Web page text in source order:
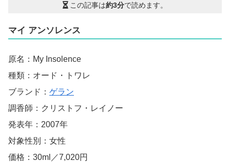
この記事は約3分で読めます。
マイ アンソレンス
原名：My Insolence
種類：オード・トワレ
ブランド： ゲラン
調香師：クリストフ・レイノー
発表年：2007年
対象性別：女性
価格：30ml／7,020円